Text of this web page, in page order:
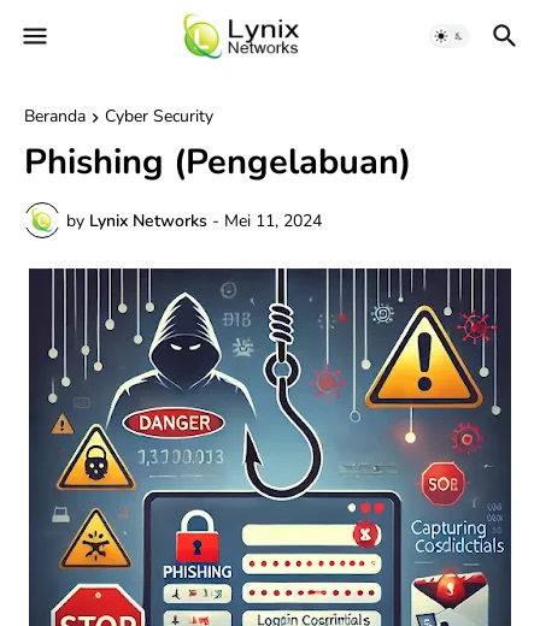
Beranda Cyber Security
Phishing (Pengelabuan)
by Lynix Networks - Mei 11, 2024